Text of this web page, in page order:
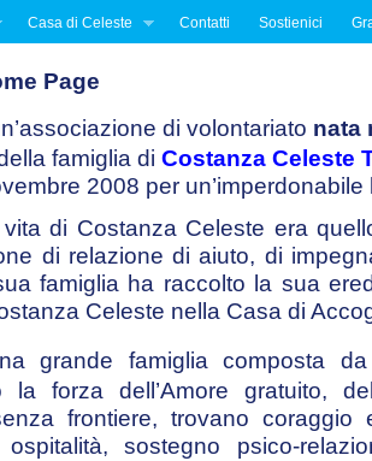
Casa di Celeste Contatti Sostienici
Page
di volontariato nata
famiglia di Costanza Celeste
2008 per
di Costanza Celeste era
di relazione di aiuto, di
famiglia ha raccolto la sua
Celeste nella Casa di
grande famiglia composta
la forza dell’Amore gratuito,
frontiere, trovano
ospitalità, sostegno psico-